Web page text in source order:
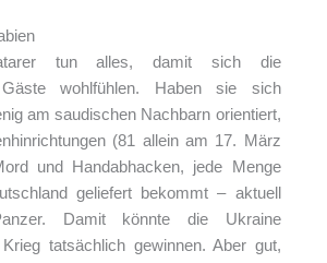
tun alles, damit sich die
Gäste wohlfühlen. Haben sie sich
am saudischen Nachbarn orientiert,
(81 allein am 17. März
und Handabhacken, jede Menge
geliefert bekommt – aktuell
Damit könnte die Ukraine
tatsächlich gewinnen. Aber gut,